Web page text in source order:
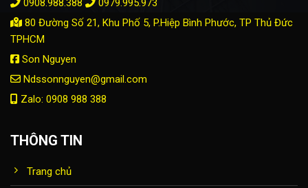
0908.988.388
0979.995.973
80 Đường Số 21, Khu Phố 5, P.Hiệp Bình Phước, TP Thủ Đức
TPHCM
Son Nguyen
Ndssonnguyen@gmail.com
Zalo: 0908 988 388
THÔNG TIN
Trang chủ